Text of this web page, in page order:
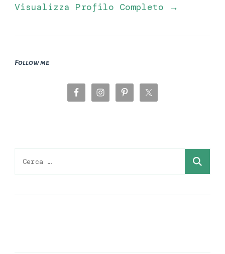
Visualizza Profilo Completo →
Follow me
Ricerca